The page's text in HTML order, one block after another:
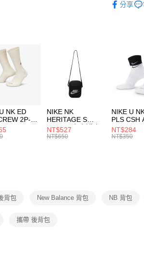
台新國
【關於「
３．安心
【「
１．於結
付」結帳
２．訂單
３．收到
／ATM／
※ 請注意
絡購買商
先享後付
交易，需
每筆
每筆
付款後門
每筆
分享
NK ED
2P-
男
NIKE NK
HERITAGE S
SMIT 男女 側背包
BA5871010
NT$527
NT$650
NIKE U
PLS CSH
144 DBL
襪
NT$284
NT$350
背包 New Balance 背包 NB 背包
攜帶 後背包